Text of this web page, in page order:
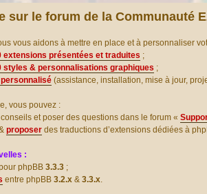
sur le forum de la Communauté
vous aidons à mettre en place et à personnaliser
extensions présentées et traduites ;
styles & personnalisations graphiques ;
(assistance, installation, mise à jour,
vous pouvez :
et poser des questions dans le forum «
proposer des traductions d’extensions dédiées à
:
phpBB 3.3.3 ;
entre phpBB 3.2.x & 3.3.x.